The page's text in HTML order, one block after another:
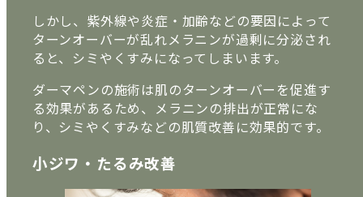
しかし、紫外線や炎症・加齢などの要因によって
ターンオーバーが乱れメラニンが過剰に分泌され
ると、シミやくすみになってしまいます。
ダーマペンの施術は肌のターンオーバーを促進す
る効果があるため、メラニンの排出が正常にな
り、シミやくすみなどの肌質改善に効果的です。
小ジワ・たるみ改善